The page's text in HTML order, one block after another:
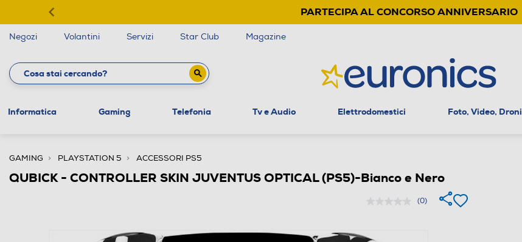
PARTECIPA AL CONCORSO ANNIVERSARIO
Negozi Volantini Servizi Star Club Magazine
Informatica Gaming Telefonia Tv e Audio Elettrodomestici Foto, Video, Droni
GAMING PLAYSTATION 5 ACCESSORI PS5
QUBICK - CONTROLLER SKIN JUVENTUS OPTICAL (PS5)-Bianco e Nero
(0)